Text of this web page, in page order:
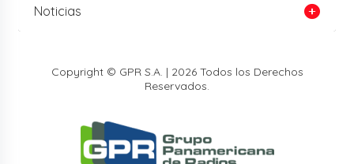
Noticias
Copyright © GPR S.A. | 2026 Todos los Derechos
Reservados.